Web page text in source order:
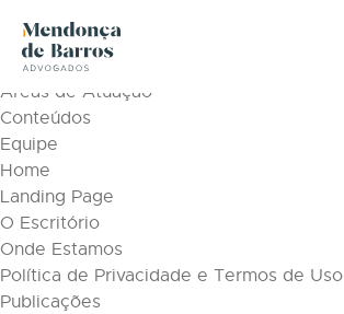
Páginas
Áreas de Atuação
Conteúdos
Equipe
Home
Landing Page
O Escritório
Onde Estamos
Política de Privacidade e Termos de Uso
Publicações